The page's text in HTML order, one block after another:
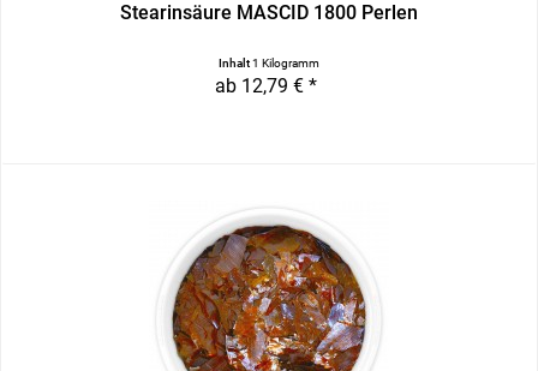
Stearinsäure MASCID 1800 Perlen
Inhalt1 Kilogramm
ab 12,79 € *